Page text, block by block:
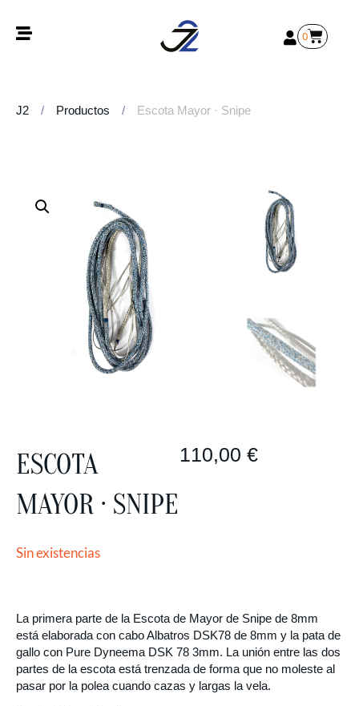
0
J2 / Productos / Escota Mayor · Snipe
ESCOTA
MAYOR · SNIPE
110,00 €
Sin existencias
La primera parte de la Escota de Mayor de Snipe de 8mm
está elaborada con cabo Albatros DSK78 de 8mm y la pata de
gallo con Pure Dyneema DSK 78 3mm. La unión entre las dos
partes de la escota está trenzada de forma que no moleste al
pasar por la polea cuando cazas y largas la vela.